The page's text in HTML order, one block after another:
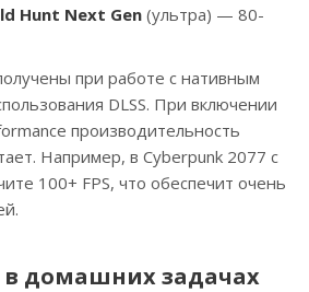
Hunt Next Gen (ультра) — 80-
при работе с нативным
DLSS. При включении
производительность
Например, в Cyberpunk 2077 с
100+ FPS, что обеспечит очень
домашних задачах